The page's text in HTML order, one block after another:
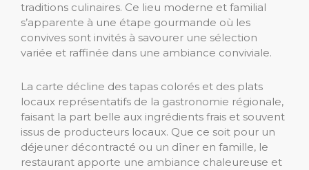
traditions culinaires. Ce lieu moderne et familial
s’apparente à une étape gourmande où les
convives sont invités à savourer une sélection
variée et raffinée dans une ambiance conviviale.
La carte décline des tapas colorés et des plats
locaux représentatifs de la gastronomie régionale,
faisant la part belle aux ingrédients frais et souvent
issus de producteurs locaux. Que ce soit pour un
déjeuner décontracté ou un dîner en famille, le
restaurant apporte une ambiance chaleureuse et